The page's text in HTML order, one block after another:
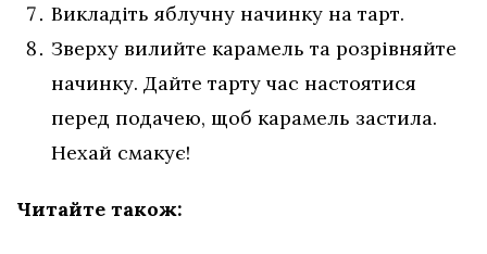
Викладіть яблучну начинку на тарт.
Зверху вилийте карамель та розрівняйте
начинку. Дайте тарту час настоятися
перед подачею, щоб карамель застила.
Нехай смакує!
Читайте також: